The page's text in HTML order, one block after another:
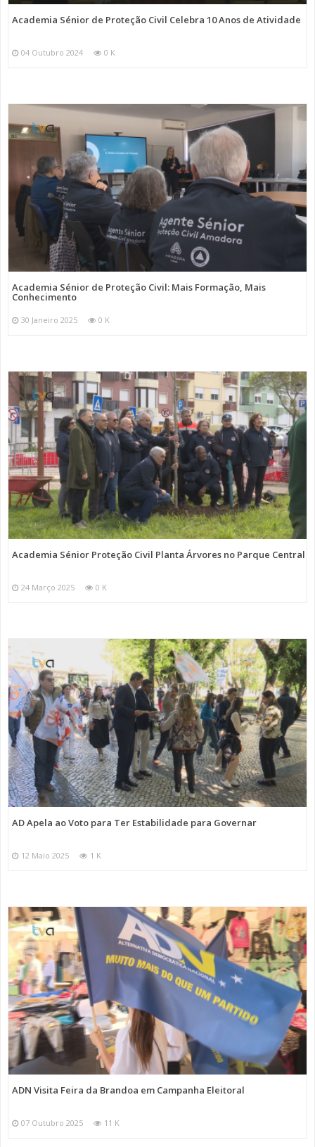
Academia Sénior de Proteção Civil Celebra 10 Anos de Atividade
04 Outubro 2024 0 K
Academia Sénior de Proteção Civil: Mais Formação, Mais
Conhecimento
30 Janeiro 2025 0 K
Academia Sénior Proteção Civil Planta Árvores no Parque Central
24 Março 2025 0 K
AD Apela ao Voto para Ter Estabilidade para Governar
12 Maio 2025 1 K
ADN Visita Feira da Brandoa em Campanha Eleitoral
07 Outubro 2025 11 K